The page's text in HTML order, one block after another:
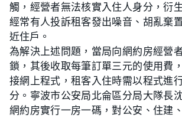
觸，經營者無法核實入住人身分，衍
經常有人投訴租客發出噪音、胡亂棄
近住戶。
為解決上述問題，當局向網約房經營
鎖，其後收取每筆訂單三元的使用費
接網上程式，租客入住時需以程式進
分。寧波市公安局北侖區分局大隊長
網約房實行一房一碼，對公安、住建